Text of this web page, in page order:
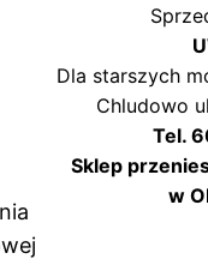
Dla starszych
Chludowo
Tel.
Sklep
w